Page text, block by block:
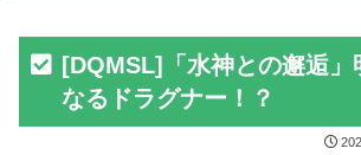
[DQMSL]「水神との邂逅」
なるドラグナー！？